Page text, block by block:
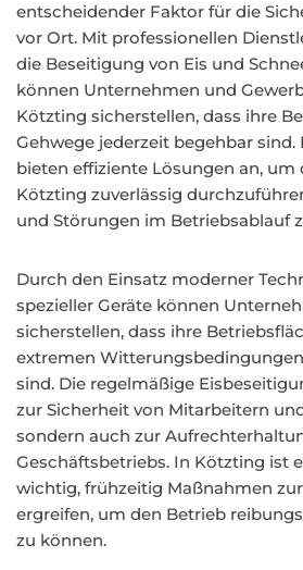
entscheidender Faktor für die
vor Ort. Mit professionellen
die Beseitigung von Eis und
können Unternehmen und
Kötzting sicherstellen, dass ihre
Gehwege jederzeit begehbar sind.
bieten effiziente Lösungen an, um
Kötzting zuverlässig
und Störungen im Betriebsablauf
Durch den Einsatz moderner
spezieller Geräte können
sicherstellen, dass ihre
extremen
sind. Die regelmäßige
zur Sicherheit von Mitarbeitern
sondern auch zur
Geschäftsbetriebs. In Kötzting ist
wichtig, frühzeitig Maßnahmen
ergreifen, um den Betrieb
zu können.